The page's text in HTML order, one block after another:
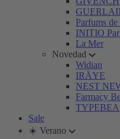
Parfums
INITIO
La Mer
Novedad
Widian
IRÄYE
NEST
Farmacy
TYPEBEA
Sale
☀️ Verano